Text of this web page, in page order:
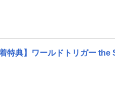
特典】ワールドトリガー